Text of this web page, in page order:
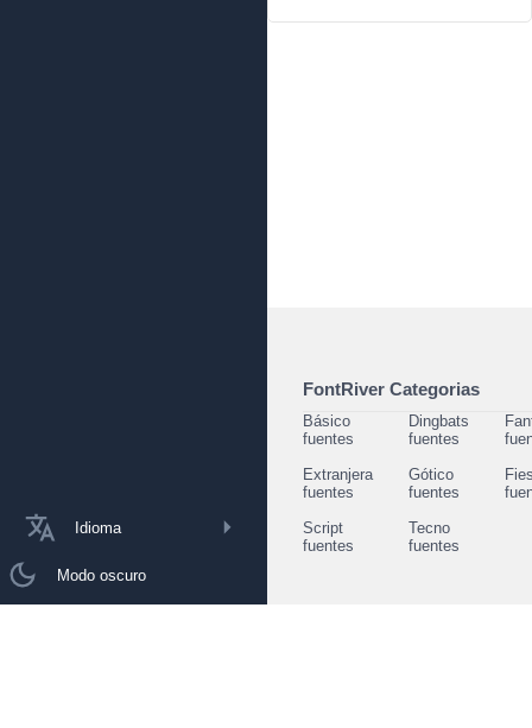
Idioma
Modo oscuro
FontRiver Categorias
Básico
fuentes
Dingbats
fuentes
Extranjera
fuentes
Gótico
fuentes
Script
fuentes
Tecno
fuentes